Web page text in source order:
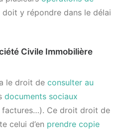
y répondre dans le délai
Civile Immobilière
a le droit de consulter au
documents sociaux
factures…). Ce droit droit de
celui d’en prendre copie